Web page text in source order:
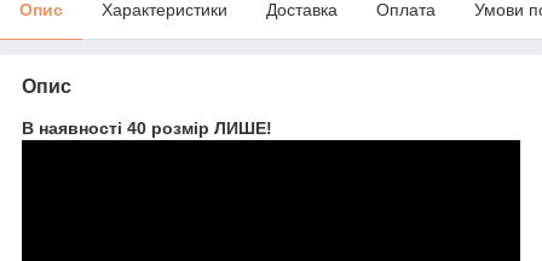
Опис Характеристики Доставка Оплата Умови
Опис
В наявності 40 розмір ЛИШЕ!